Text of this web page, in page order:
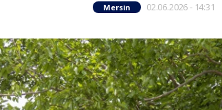
Mersin 02.06.2026 - 14:31